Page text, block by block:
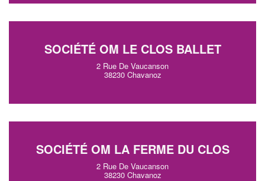
SOCIÉTÉ OM LE CLOS BALLET
2 Rue De Vaucanson
38230 Chavanoz
SOCIÉTÉ OM LA FERME DU CLOS
2 Rue De Vaucanson
38230 Chavanoz